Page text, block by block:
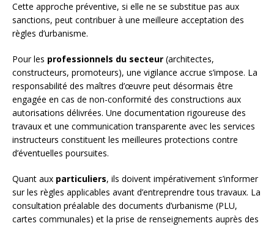
Cette approche préventive, si elle ne se substitue pas aux
sanctions, peut contribuer à une meilleure acceptation des
règles d’urbanisme.
Pour les professionnels du secteur (architectes,
constructeurs, promoteurs), une vigilance accrue s’impose. La
responsabilité des maîtres d’œuvre peut désormais être
engagée en cas de non-conformité des constructions aux
autorisations délivrées. Une documentation rigoureuse des
travaux et une communication transparente avec les services
instructeurs constituent les meilleures protections contre
d’éventuelles poursuites.
Quant aux particuliers, ils doivent impérativement s’informer
sur les règles applicables avant d’entreprendre tous travaux. La
consultation préalable des documents d’urbanisme (PLU,
cartes communales) et la prise de renseignements auprès des